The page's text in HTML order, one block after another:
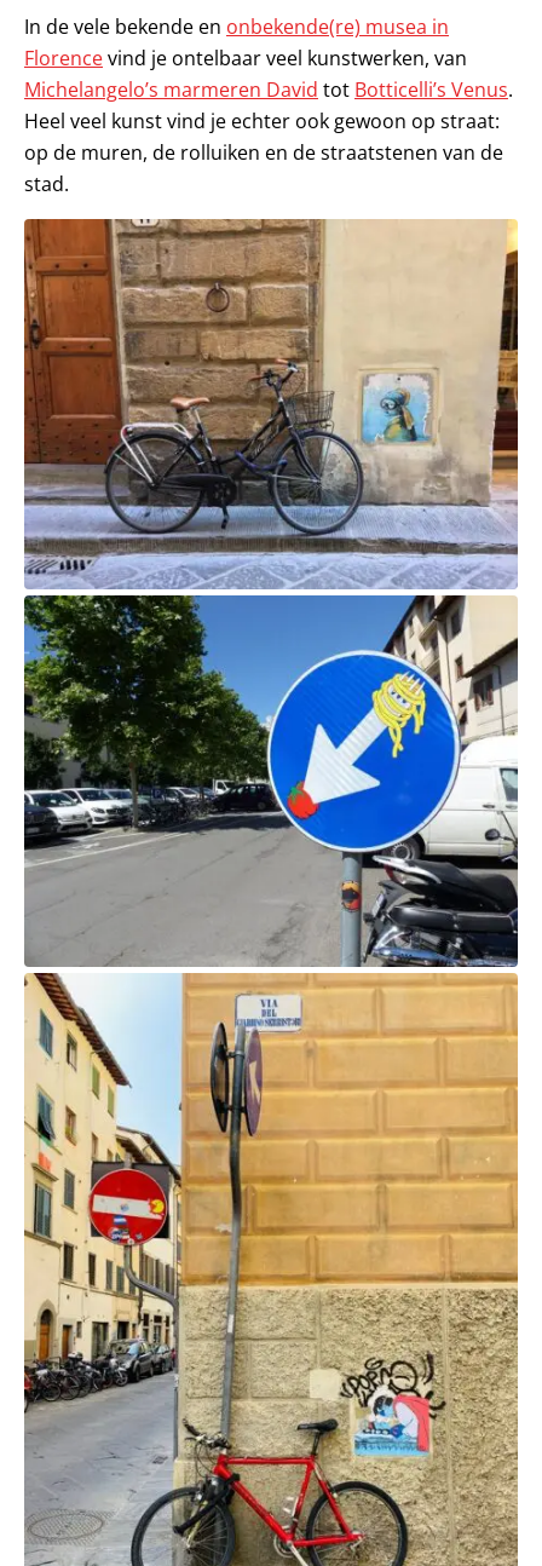
In de vele bekende en onbekende(re) musea in
Florencevind je ontelbaar veel kunstwerken, van
Michelangelo’s marmeren David tot Botticelli’s Venus.
Heel veel kunst vind je echter ook gewoon op straat:
op de muren, de rolluiken en de straatstenen van de
stad.